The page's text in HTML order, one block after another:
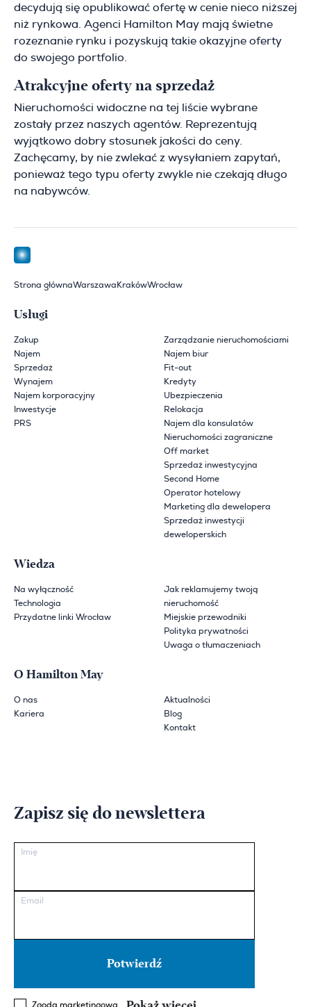
decydują się opublikować ofertę w cenie nieco niższej
niż rynkowa. Agenci Hamilton May mają świetne
rozeznanie rynku i pozyskują takie okazyjne oferty
do swojego portfolio.
Atrakcyjne oferty na sprzedaż
Nieruchomości widoczne na tej liście wybrane
zostały przez naszych agentów. Reprezentują
wyjątkowo dobry stosunek jakości do ceny.
Zachęcamy, by nie zwlekać z wysyłaniem zapytań,
ponieważ tego typu oferty zwykle nie czekają długo
na nabywców.
Strona głównaWarszawa KrakówWrocław
Usługi
Zakup
Najem
Sprzedaż
Wynajem
Najem korporacyjny
Inwestycje
PRS
Zarządzanie nieruchomościami
Najem biur
Fit-out
Kredyty
Ubezpieczenia
Relokacja
Najem dla konsulatów
Nieruchomości zagraniczne
Off market
Sprzedaż inwestycyjna
Second Home
Operator hotelowy
Marketing dla dewelopera
Sprzedaż inwestycji
deweloperskich
Wiedza
Na wyłączność
Technologia
Przydatne linki Wrocław
Jak reklamujemy twoją
nieruchomość
Miejskie przewodniki
Polityka prywatności
Uwaga o tłumaczeniach
O Hamilton May
O nas
Kariera
Aktualności
Blog
Kontakt
Zapisz się do newslettera
Imię
Email
Zgoda marketingowa